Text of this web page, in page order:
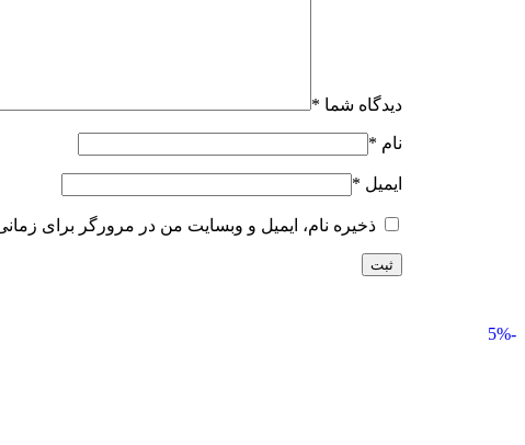
دیدگاه شما *
نام *
ایمیل *
ذخیره نام، ایمیل و وبسایت من در مرورگر برای
-5%